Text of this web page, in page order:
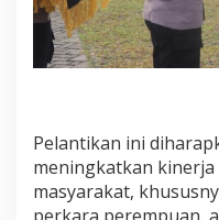
n
P
r
e
s
Pelantikan ini
meningkatkan
masyarakat,